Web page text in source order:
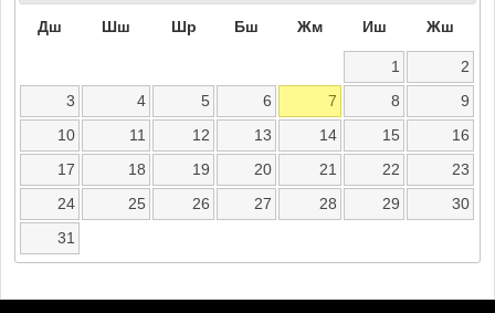
Дш Шш Шр Бш Жм Иш Жш
1
2
3
4 5 6 7 8
9
10
11 12 13 14 15
16
17
18 19 20 21 22
23
24
25 26 27 28 29
30
31